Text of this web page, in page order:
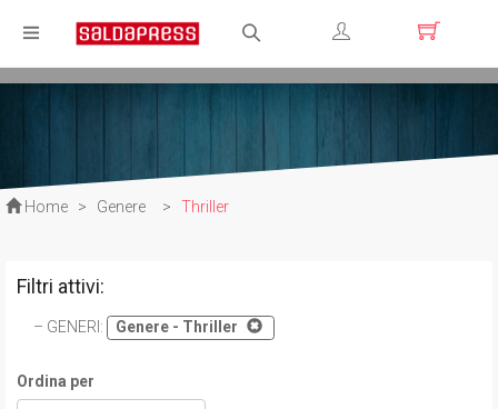
Registrati
Home > Genere > Thriller
Filtri attivi:
GENERI : Genere - Thriller
Ordina per